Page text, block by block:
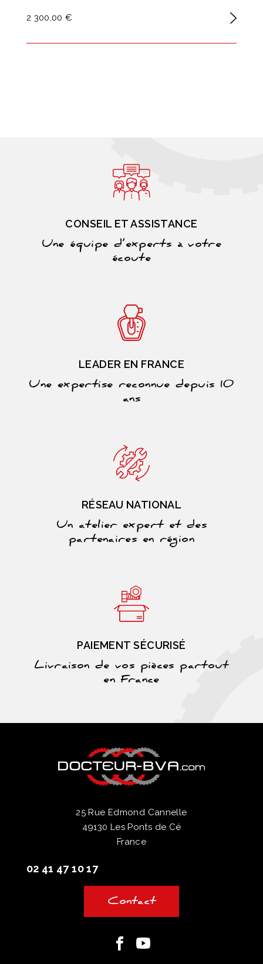
2 300,00 €
CONSEIL ET ASSISTANCE
Une équipe d’experts à votre
écoute
LEADER EN FRANCE
Une expertise reconnue depuis 10
ans
RÉSEAU NATIONAL
Un atelier expert et des
partenaires en région
PAIEMENT SÉCURISÉ
Livraison de vos pièces partout
en France
25 Rue Edmond Cannelle
49130 Les Ponts de Cé
France
02 41 47 10 17
Contact
FacebookYoutube